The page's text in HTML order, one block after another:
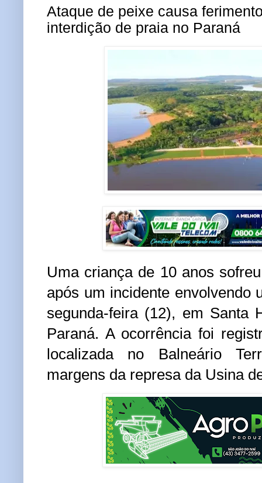
Ataque de peixe causa
interdição de praia no Paraná
Uma criança de 10 anos
após um incidente envolvendo
segunda-feira (12), em Santa
Paraná. A ocorrência foi
localizada no Balneário
margens da represa da Usina